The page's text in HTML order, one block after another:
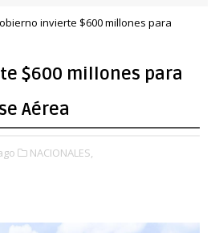
invierte $600 millones para
$600 millones para
Aérea
NACIONALES,